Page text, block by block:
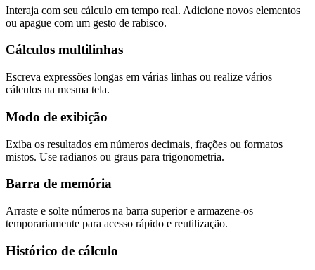
Interaja com seu cálculo em tempo real. Adicione novos elementos
ou apague com um gesto de rabisco.
Cálculos multilinhas
Escreva expressões longas em várias linhas ou realize vários
cálculos na mesma tela.
Modo de exibição
Exiba os resultados em números decimais, frações ou formatos
mistos. Use radianos ou graus para trigonometria.
Barra de memória
Arraste e solte números na barra superior e armazene-os
temporariamente para acesso rápido e reutilização.
Histórico de cálculo